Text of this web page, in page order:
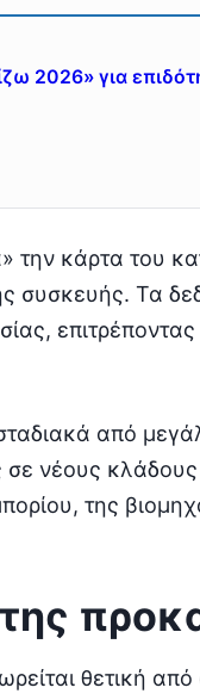
2026» για
την κάρτα του
συσκευής. Τα
από
νέους κλάδους
της
θετική